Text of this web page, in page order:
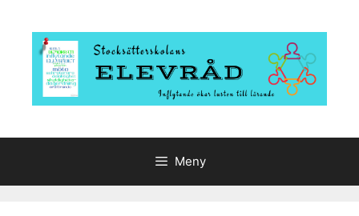
innehåll
Meny